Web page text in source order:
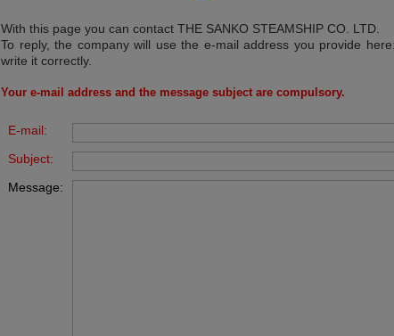
With this page you can contact THE SANKO STEAMSHIP CO. LTD
To reply, the company will use the e-mail address you provide
write it correctly.
Your e-mail address and the message subject are compulsory.
E-mail:
Subject:
Message: